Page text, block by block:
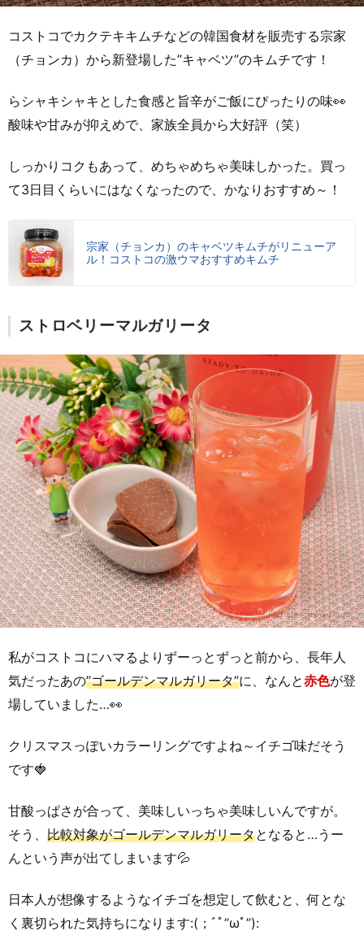
コストコでカクテキキムチなどの韓国食材を販売する宗家
（チョンカ）から新登場した”キャベツ”のキムチです！
らシャキシャキとした食感と旨辛がご飯にぴったりの味👀
酸味や甘みが抑えめで、家族全員から大好評（笑）
しっかりコクもあって、めちゃめちゃ美味しかった。買っ
て3日目くらいにはなくなったので、かなりおすすめ～！
宗家（チョンカ）のキャベツキムチがリニューア
ル！コストコの激ウマおすすめキムチ
ストロベリーマルガリータ
私がコストコにハマるよりずーっとずっと前から、長年人
気だったあの”ゴールデンマルガリータ”に、なんと赤色が登
場していました…👀
クリスマスっぽいカラーリングですよね～イチゴ味だそう
です🍓
甘酸っぱさが合って、美味しいっちゃ美味しいんですが。
そう、 比較対象がゴールデンマルガリータとなると…うー
んという声が出てしまいます💦
日本人が想像するようなイチゴを想定して飲むと、何とな
く裏切られた気持ちになります:(；ﾞﾟ”ωﾟ”):